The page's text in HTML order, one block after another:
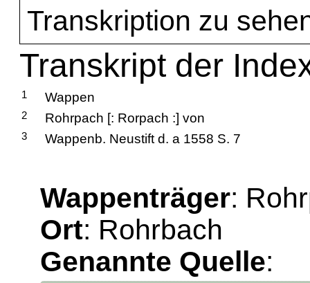
Transkription zu
Transkript der
1 Wappen
2 Rohrpach [: Rorpach :] von
3 Wappenb. Neustift d. a 1558 S. 7
Wappenträger:
Ort: Rohrbach
Genannte Quelle: